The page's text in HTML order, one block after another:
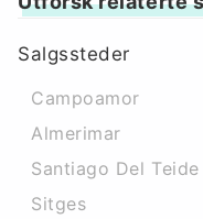
Salgssteder
Campoamor
Almerimar
Santiago Del Teide
Sitges